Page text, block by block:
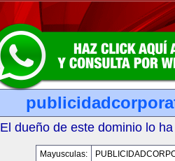
El dueño de este dominio lo
Mayusculas: